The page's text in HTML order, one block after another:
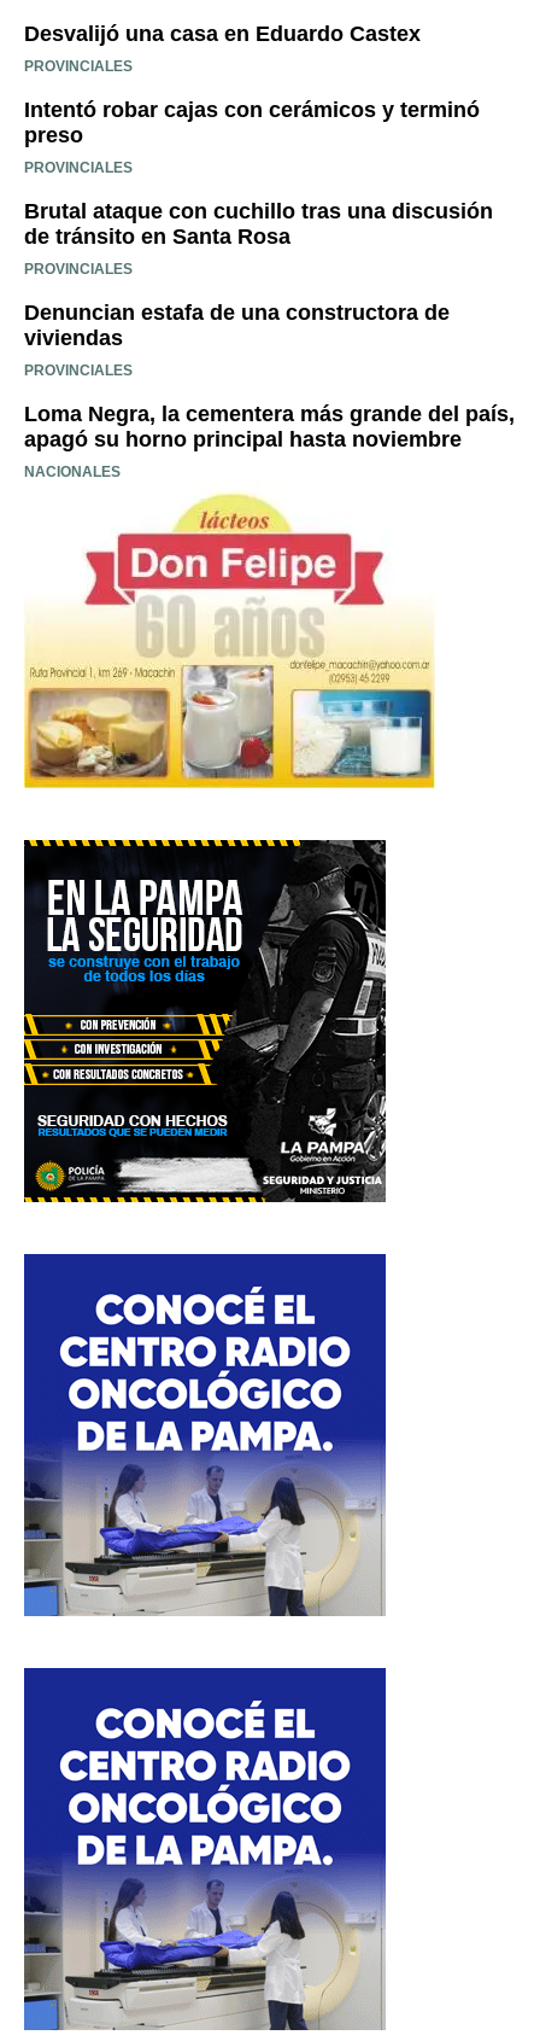
Desvalijó una casa en Eduardo Castex
PROVINCIALES
Intentó robar cajas con cerámicos y terminó
preso
PROVINCIALES
Brutal ataque con cuchillo tras una discusión
de tránsito en Santa Rosa
PROVINCIALES
Denuncian estafa de una constructora de
viviendas
PROVINCIALES
Loma Negra, la cementera más grande del país,
apagó su horno principal hasta noviembre
NACIONALES